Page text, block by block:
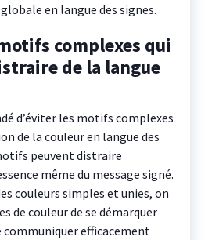
en langue des signes.
complexes qui
de la langue
d’éviter les motifs complexes
de la couleur en langue des
peuvent distraire
même du message signé.
couleurs simples et unies, on
de couleur de se démarquer
efficacement